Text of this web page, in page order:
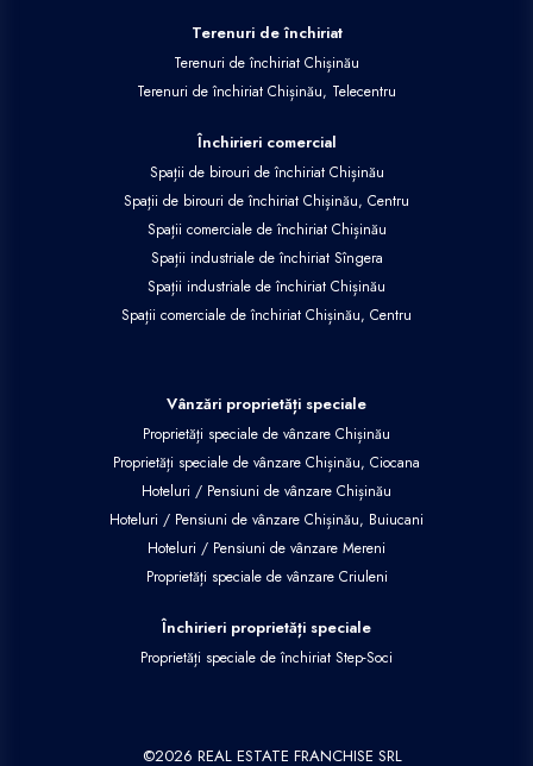
Terenuri de închiriat
Terenuri de închiriat Chișinău
Terenuri de închiriat Chișinău, Telecentru
Închirieri comercial
Spații de birouri de închiriat Chișinău
Spații de birouri de închiriat Chișinău, Centru
Spații comerciale de închiriat Chișinău
Spații industriale de închiriat Sîngera
Spații industriale de închiriat Chișinău
Spații comerciale de închiriat Chișinău, Centru
Vânzări proprietăți speciale
Proprietăți speciale de vânzare Chișinău
Proprietăți speciale de vânzare Chișinău, Ciocana
Hoteluri / Pensiuni de vânzare Chișinău
Hoteluri / Pensiuni de vânzare Chișinău, Buiucani
Hoteluri / Pensiuni de vânzare Mereni
Proprietăți speciale de vânzare Criuleni
Închirieri proprietăți speciale
Proprietăți speciale de închiriat Step-Soci
©2026 REAL ESTATE FRANCHISE SRL